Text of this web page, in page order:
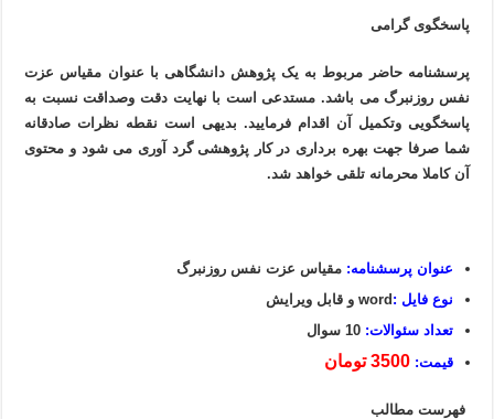
پاسخگوی گرامی
پرسشنامه حاضر مربوط به یک پژوهش دانشگاهی با عنوان مقیاس عزت
نفس روزنبرگ می باشد. مستدعی است با نهایت دقت وصداقت نسبت به
پاسخگویی وتکمیل آن اقدام فرمایید. بدیهی است نقطه نظرات صادقانه
شما صرفا جهت بهره برداری در کار پژوهشی گرد آوری می شود و محتوی
آن کاملا محرمانه تلقی خواهد شد.
عنوان پرسشنامه: مقیاس عزت نفس روزنبرگ
نوع فایل :word و قابل ویرایش
تعداد سئوالات: 10 سوال
قیمت: 3500 تومان
فهرست مطالب